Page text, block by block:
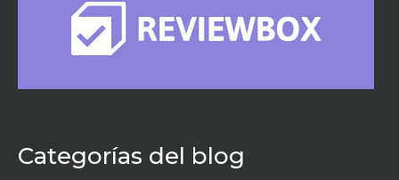
Categorías del blog